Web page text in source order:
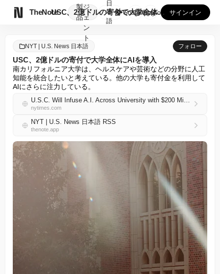
TheNote
製
品
ジ
ェ
ン
ト
USC、2億ドルの寄付で大学全体にAIを導入
日
本
語
GooglePlay
AppStore サインイン
NYT | U.S. News 日本語 フォロー
USC、2億ドルの寄付で大学全体にAIを導入
南カリフォルニア大学は、ヘルスケアや芸術などの分野に人工
知能を統合したいと考えている。他の大学も寄付金を利用して
AIにさらに注力している。
U.S.C. Will Infuse A.I. Across University with $200 Million Donation
nytimes.com
NYT | U.S. News 日本語 RSS
thenote.app